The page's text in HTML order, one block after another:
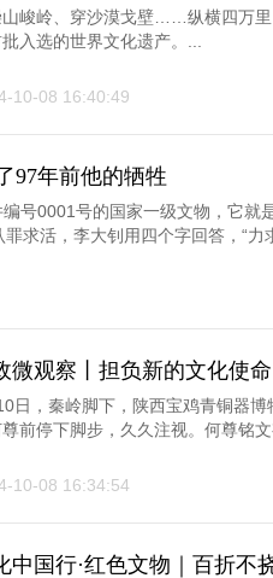
峻岭、穿沙漠戈壁……纵横四万
入选的世界文化遗产。...
10-08 16:40:49
97年前他的牺牲
号0001号的国家一级文物，它就
求活，李大钊用四个字回答，“力
微观察丨担负新的文化使
日，秦岭脚下，陕西宝鸡青铜器
前停下脚步，久久注视。何尊铭
10-08 16:34:54
中国行·红色文物｜百折不